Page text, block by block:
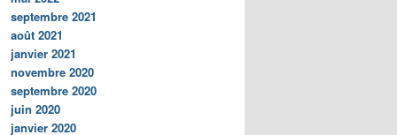
septembre 2021
août 2021
janvier 2021
novembre 2020
septembre 2020
juin 2020
janvier 2020